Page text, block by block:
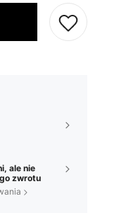
ale nie
zwrotu